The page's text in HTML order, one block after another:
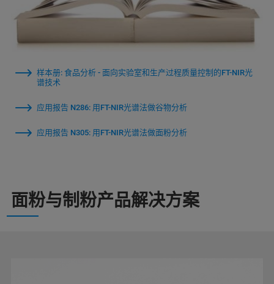
样本册: 食品分析 - 面向实验室和生产过程质量控制的FT-NIR光
谱技术
应用报告 N286: 用FT-NIR光谱法做谷物分析
应用报告 N305: 用FT-NIR光谱法做面粉分析
面粉与制粉产品解决方案